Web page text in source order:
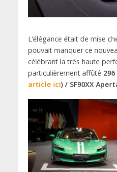
L’élégance était de mise
pouvait manquer ce
célébrant la très haute
particulièrement affûté
article ici) / SF90XX